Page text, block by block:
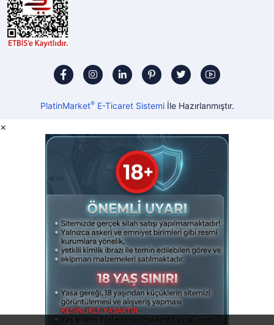
PlatinMarket®E-Ticaret Sistemiİle Hazırlanmıştır.
×